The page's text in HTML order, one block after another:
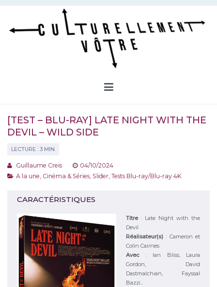
Aller
contenu
[TEST – BLU-RAY] LATE NIGHT WITH THE
DEVIL – WILD SIDE
Guillaume Creis
04/10/2024
A la une Cinéma & Séries Slider Tests Blu-ray/Blu-ray 4K
CARACTÉRISTIQUES
Titre: Late Night with the
Devil
Réalisateur(s): Cameron et
Colin Cairnes
Avec : Ian Bliss, Laura
Gordon, David
Dastmalchian, Fayssal
Bazzi...